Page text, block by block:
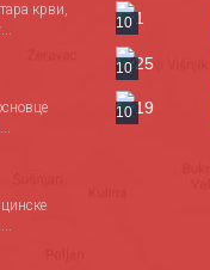
крви,
10
10
10